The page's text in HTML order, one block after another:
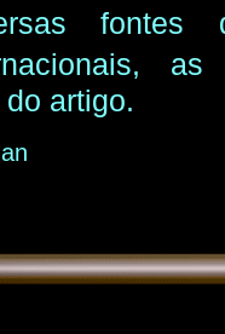
fontes
as
artigo.